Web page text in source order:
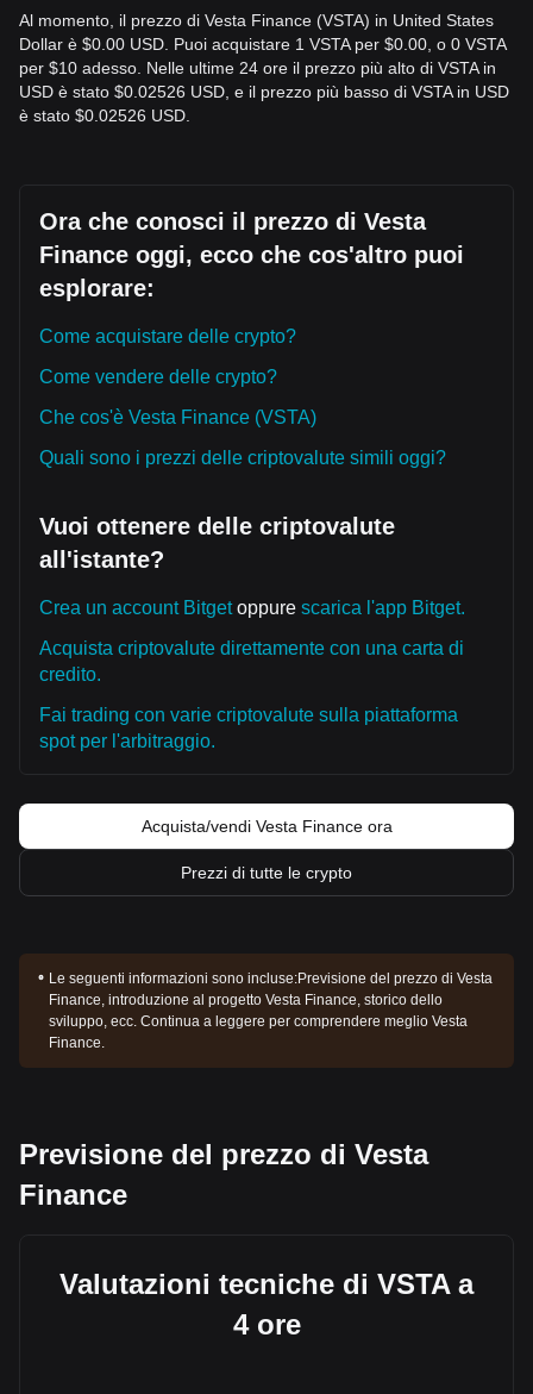
Al momento, il prezzo di Vesta Finance (VSTA) in United States
Dollar è $0.00 USD. Puoi acquistare 1 VSTA per $0.00, o 0 VSTA
per $10 adesso. Nelle ultime 24 ore il prezzo più alto di VSTA in
USD è stato $0.02526 USD, e il prezzo più basso di VSTA in USD
è stato $0.02526 USD.
Ora che conosci il prezzo di Vesta
Finance oggi, ecco che cos'altro puoi
esplorare:
Come acquistare delle crypto?
Come vendere delle crypto?
Che cos'è Vesta Finance (VSTA)
Quali sono i prezzi delle criptovalute simili oggi?
Vuoi ottenere delle criptovalute
all'istante?
Crea un account Bitgetoppure scarica l'app Bitget.
Acquista criptovalute direttamente con una carta di
credito.
Fai trading con varie criptovalute sulla piattaforma
spot per l'arbitraggio.
Acquista/vendi Vesta Finance ora
Prezzi di tutte le crypto
Le seguenti informazioni sono incluse:Previsione del prezzo di Vesta
Finance, introduzione al progetto Vesta Finance, storico dello
sviluppo, ecc. Continua a leggere per comprendere meglio Vesta
Finance.
Previsione del prezzo di Vesta
Finance
Valutazioni tecniche di VSTA a
4 ore